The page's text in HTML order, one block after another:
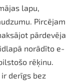
lapu,
Pircējam
pārdevēja
norādīto e-
rēķinu.
derīgs bez